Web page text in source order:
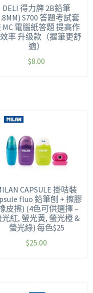
DELI 得力牌 2B鉛筆
S700 答題考試套
MC 電腦紙答題 提高作
率 升级款（握筆更舒
適）
$8.00
CAPSULE 掛咭裝
fluo 鉛筆刨 + 擦膠
皮擦) (4色可供選擇 –
光紅, 螢光黃, 螢光橙 &
螢光綠) 每色$25
$25.00